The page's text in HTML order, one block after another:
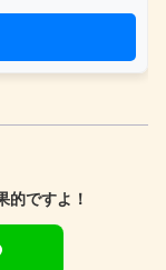
的ですよ！